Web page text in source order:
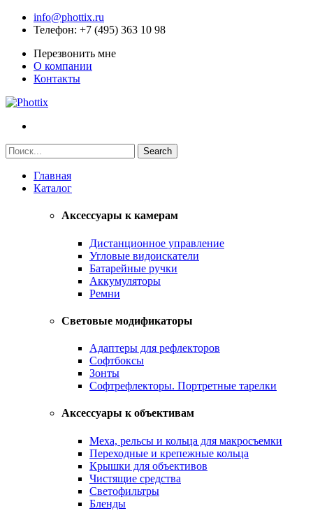
info@phottix.ru
Телефон: +7 (495) 363 10 98
Перезвонить мне
О компании
Контакты
Главная
Каталог
Аксессуары к камерам
Дистанционное управление
Угловые видоискатели
Батарейные ручки
Аккумуляторы
Ремни
Световые модификаторы
Адаптеры для рефлекторов
Софтбоксы
Зонты
Софтрефлекторы. Портретные тарелки
Аксессуары к объективам
Меха, рельсы и кольца для макросъемки
Переходные и крепежные кольца
Крышки для объективов
Чистящие средства
Светофильтры
Бленды